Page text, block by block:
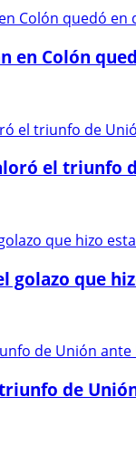
en Colón
el triunfo
golazo que
de